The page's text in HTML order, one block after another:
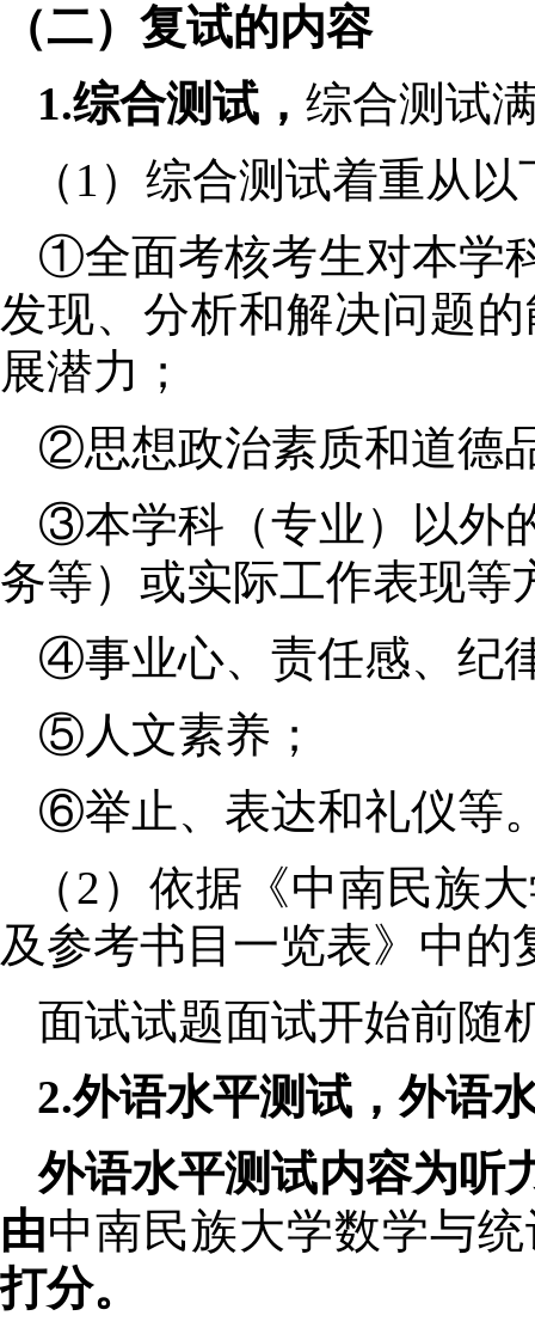
（二）复试的内容
1.综合测试， 综合测试
（ 1 ）综合测试着重从
①全面考核考生对本学
发现、分析和解决问题
展潜力；
②思想政治素质和道德
③本学科（专业）以外
务等）或实际工作表现等
④事业心、责任感、纪
⑤人文素养；
⑥举止、表达和礼仪等
（2 ） 依据 《中南民族
及参考书目一览表》中
面试试题面试开始前随
2.外语水平测试，外语
外语水平测试内容为听
由中南民族大学数学与
打分。